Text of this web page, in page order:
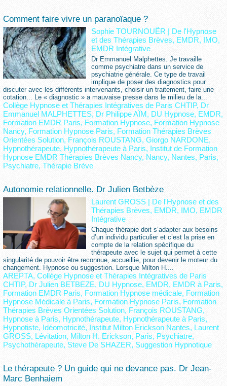
Comment faire vivre un paranoïaque ?
Sophie TOURNOUËR | De l'Hypnose
et des Thérapies Brèves, EMDR, IMO,
EMDR Intégrative
Dr Emmanuel Malphettes. Je travaille
comme psychiatre dans un service de
psychiatrie générale. Ce type de travail
implique de poser des diagnostics pour
discuter avec les différents intervenants, choisir un traitement, faire une
cotation... Le « diagnostic » a mauvaise presse dans le milieu de la...
Collège Hypnose et Thérapies Intégratives de Paris CHTIP, Dr
Emmanuel MALPHETTES, Dr Philippe AÏM, DU Hypnose, EMDR,
Formation EMDR Paris, Formation Hypnose, Formation Hypnose
Nancy, Formation Hypnose Paris, Formation Thérapies Brèves
Orientées Solution, François ROUSTANG, Giorgo NARDONE,
Hypnothérapeute, Hypnothérapeute à Paris, Institut de Formation
Hypnose EMDR Thérapies Brèves Nancy, Nancy, Nantes, Paris,
Psychiatre, Thérapie Brève
Autonomie relationnelle. Dr Julien Betbèze
Laurent GROSS | De l'Hypnose et des
Thérapies Brèves, EMDR, IMO, EMDR
Intégrative
Chaque thérapie doit s’adapter aux besoins
d’un individu particulier et c’est la prise en
compte de la relation spécifique du
thérapeute avec le sujet qui permet à cette
singularité de pouvoir être reconnue, accueillie, pour devenir le moteur du
changement. Hypnose ou suggestion. Lorsque Milton H....
AREPTA, Collège Hypnose et Thérapies Intégratives de Paris
CHTIP, Dr Julien BETBEZE, DU Hypnose, EMDR, EMDR à Paris,
Formation EMDR Paris, Formation Hypnose médicale, Formation
Hypnose Médicale à Paris, Formation Hypnose Paris, Formation
Thérapies Brèves Orientées Solution, François ROUSTANG,
Hypnose à Paris, Hypnothérapeute, Hypnothérapeute à Paris,
Hypnotiste, Idéomotricité, Institut Milton Erickson Nantes, Laurent
GROSS, Lévitation, Milton H. Erickson, Paris, Psychiatre,
Psychothérapeute, Steve De SHAZER, Suggestion Hypnotique
Le thérapeute ? Un guide qui ne devance pas. Dr Jean-
Marc Benhaiem